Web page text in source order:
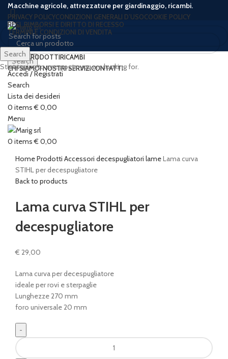
Macchine agricole, attrezzature per giardinaggio, ricambi.
PRIVACY POLICYCONDIZIONI GENERALI D’USOCOOKIE POLICY
RESI, RIMBORSI E DIRITTO DI RECESSO
TERMINI E CONDIZIONI DI VENDITA
Search
Accedi / Registrati
Search
Lista dei desideri
0 items € 0,00
Menu
0 items € 0,00
HOME PRODOTTIRICAMBI
CHI SIAMOI NOSTRI SERVIZICONTATTI
Click to enlarge
HomeProdotti Accessori decespugliatori lameLama curva
STIHL per decespugliatore
Back to products
Lama curva STIHL per
decespugliatore
€ 29,00
Lama curva per decespugliatore
ideale per rovi e sterpaglie
Lunghezze 270 mm
foro universale 20 mm
Lama
curva
Search
Start typing to see posts you are looking for.